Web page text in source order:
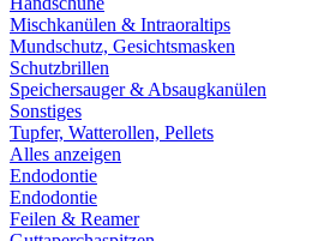
Mischkanülen & Intraoraltips
Mundschutz, Gesichtsmasken
Schutzbrillen
Speichersauger & Absaugkanülen
Sonstiges
Tupfer, Watterollen, Pellets
Alles anzeigen
Endodontie
Endodontie
Feilen & Reamer